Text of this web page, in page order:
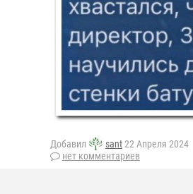
Добавил sant22 Апреля 2024
нет комментариев